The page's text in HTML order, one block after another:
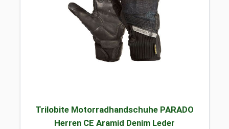
Trilobite Motorradhandschuhe PARADO
Herren CE Aramid Denim Leder